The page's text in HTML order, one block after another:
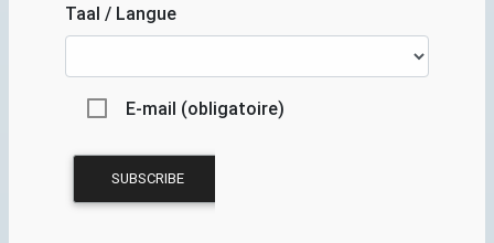
Taal / Langue
E-mail (obligatoire)